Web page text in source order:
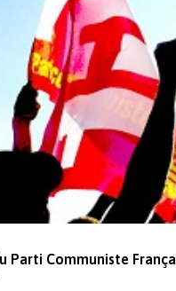
Parti Communiste